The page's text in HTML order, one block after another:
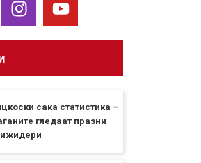
сака статистика –
гледаат празни